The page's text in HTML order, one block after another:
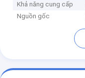
Khả năng cung cấp
Nguồn gốc